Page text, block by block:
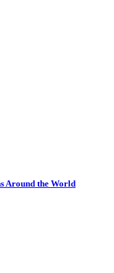
Around the World